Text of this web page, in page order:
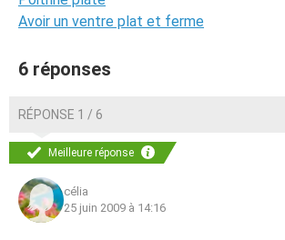
Avoir un ventre plat et ferme
6 réponses
RÉPONSE 1 / 6
Meilleure réponse
célia
25 juin 2009 à 14:16